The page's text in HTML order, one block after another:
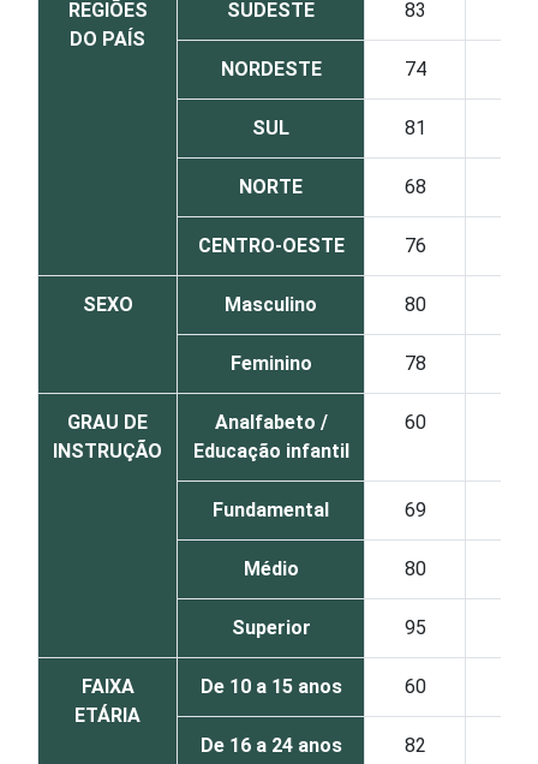
REGIÕES
DO PAÍS
SUDESTE 83
NORDESTE 74
SUL 81
NORTE 68
CENTRO-OESTE 76
SEXO Masculino 80
Feminino 78
GRAU DE
INSTRUÇÃO
Analfabeto /
Educação infantil
60
Fundamental 69
Médio 80
Superior 95
FAIXA
ETÁRIA
De 10 a 15 anos 60
De 16 a 24 anos 82